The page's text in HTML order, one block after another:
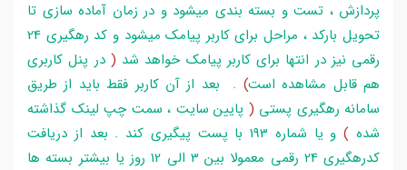
پردازش ، تست و بسته بندی میشود و در زمان آماده سازی تا
تحویل بارکد ، مراحل برای کاربر پیامک میشود و کد رهگیری 24
رقمی نیز در انتها برای کاربر پیامک خواهد شد ( در پنل کاربری
هم قابل مشاهده است) . بعد از آن کاربر فقط باید از طریق
سامانه رهگیری پستی ( پایین سایت ، سمت چپ لینک گذاشته
شده )
و یا شماره 193 با پست پیگیری کند . بعد از دریافت
کدرهگیری 24 رقمی معمولا بین 3 الی 12 روز یا بیشتر بسته ها